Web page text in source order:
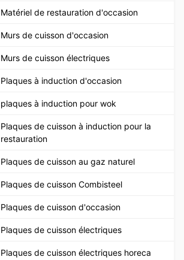
Matériel de restauration d'occasion
Murs de cuisson d'occasion
Murs de cuisson électriques
Plaques à induction d'occasion
plaques à induction pour wok
Plaques de cuisson à induction pour la
restauration
Plaques de cuisson au gaz naturel
Plaques de cuisson Combisteel
Plaques de cuisson d'occasion
Plaques de cuisson électriques
Plaques de cuisson électriques horeca